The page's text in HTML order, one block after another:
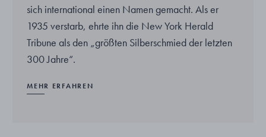
sich international einen Namen gemacht. Als er
1935 verstarb, ehrte ihn die New York Herald
Tribune als den „größten Silberschmied der letzten
300 Jahre“.
MEHR ERFAHREN